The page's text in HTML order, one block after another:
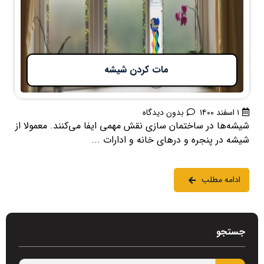
مات کردن شیشه
۱ اسفند ۱۴۰۰ بدون دیدگاه
شیشه‌ها در ساختمان سازی نقش مهمی ایفا می‌کنند. معمولا از
شیشه در پنجره‌ و درهای خانه و ادارات ...
ادامه مطلب
جستجو